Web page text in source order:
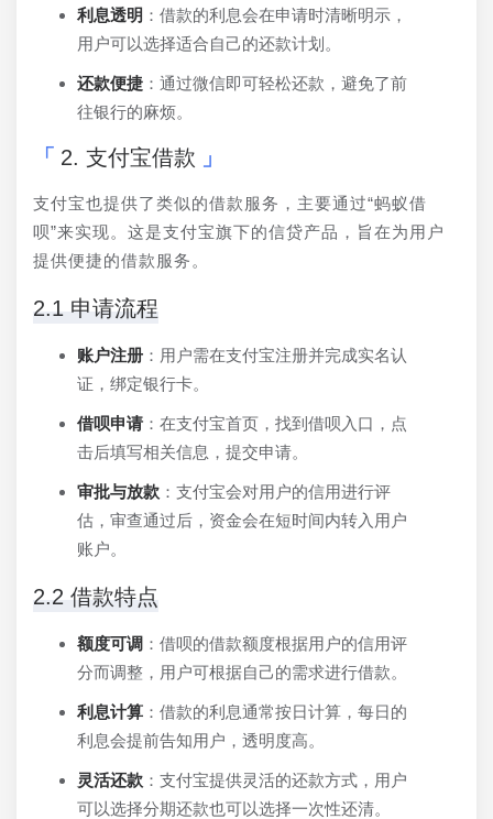
利息透明 ：借款的利息会在申请时清晰明示，
用户可以选择适合自己的还款计划。
还款便捷 ：通过微信即可轻松还款，避免了前
往银行的麻烦。
2. 支付宝借款
支付宝也提供了类似的借款服务，主要通过“蚂蚁借
呗”来实现。这是支付宝旗下的信贷产品，旨在为用户
提供便捷的借款服务。
2.1 申请流程
账户注册 ：用户需在支付宝注册并完成实名认
证，绑定银行卡。
借呗申请 ：在支付宝首页，找到借呗入口，点
击后填写相关信息，提交申请。
审批与放款 ：支付宝会对用户的信用进行评
估，审查通过后，资金会在短时间内转入用户
账户。
2.2 借款特点
额度可调 ：借呗的借款额度根据用户的信用评
分而调整，用户可根据自己的需求进行借款。
利息计算 ：借款的利息通常按日计算，每日的
利息会提前告知用户，透明度高。
灵活还款 ：支付宝提供灵活的还款方式，用户
可以选择分期还款也可以选择一次性还清。